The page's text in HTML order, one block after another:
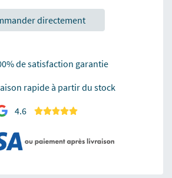
directement
de satisfaction garantie
rapide à partir du stock
4.6